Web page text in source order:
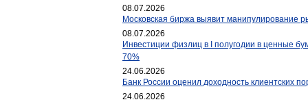
08.07.2026
Московская биржа выявит манипулирование
08.07.2026
Инвестиции физлиц в I полугодии в ценные
70%
24.06.2026
Банк России оценил доходность клиентских
24.06.2026